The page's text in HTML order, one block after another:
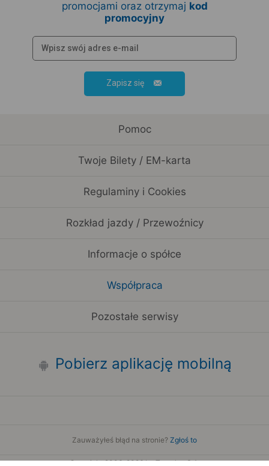
promocjami oraz otrzymaj kod
promocyjny
Zapisz się
Pomoc
Twoje Bilety / EM-karta
Regulaminy i Cookies
Rozkład jazdy / Przewoźnicy
Informacje o spółce
Współpraca
Pozostałe serwisy
Pobierz aplikację mobilną
Zauważyłeś błąd na stronie? Zgłoś to
Copyright 2006-2026 by Teroplan S.A.